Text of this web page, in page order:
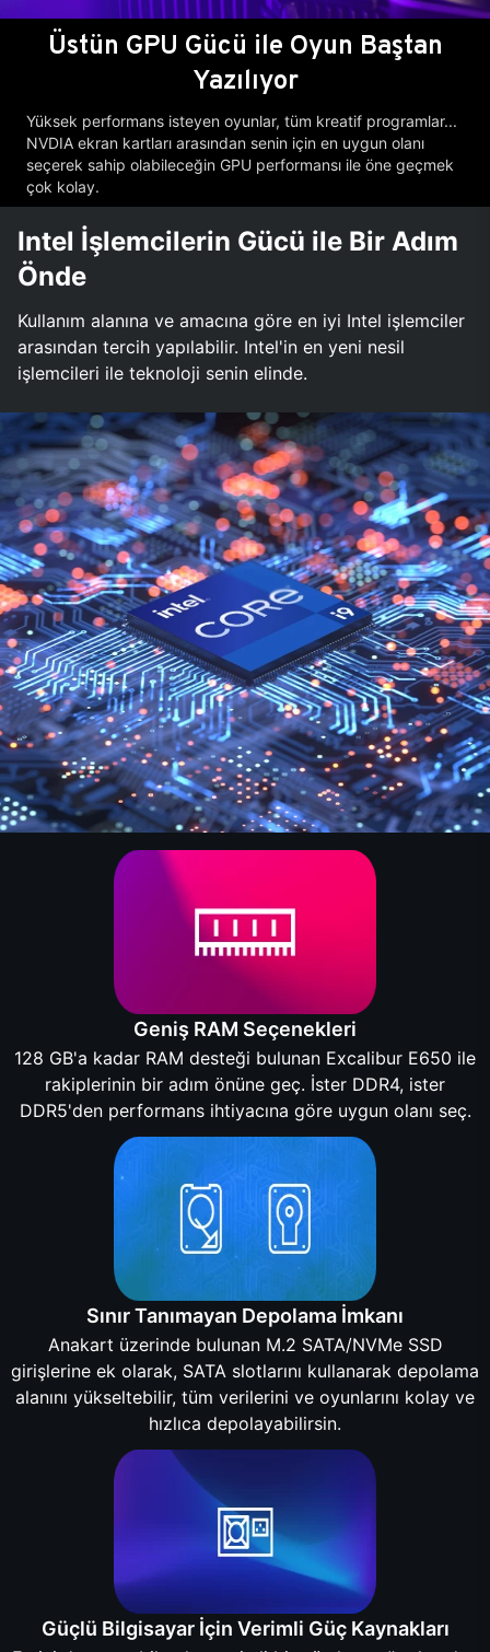
Üstün GPU Gücü ile Oyun Baştan
Yazılıyor
Yüksek performans isteyen oyunlar, tüm kreatif programlar...
NVDIA ekran kartları arasından senin için en uygun olanı
seçerek sahip olabileceğin GPU performansı ile öne geçmek
çok kolay.
Intel İşlemcilerin Gücü ile Bir Adım
Önde
Kullanım alanına ve amacına göre en iyi Intel işlemciler
arasından tercih yapılabilir. Intel'in en yeni nesil
işlemcileri ile teknoloji senin elinde.
Geniş RAM Seçenekleri
128 GB'a kadar RAM desteği bulunan Excalibur E650 ile
rakiplerinin bir adım önüne geç. İster DDR4, ister
DDR5'den performans ihtiyacına göre uygun olanı seç.
Sınır Tanımayan Depolama İmkanı
Anakart üzerinde bulunan M.2 SATA/NVMe SSD
girişlerine ek olarak, SATA slotlarını kullanarak depolama
alanını yükseltebilir, tüm verilerini ve oyunlarını kolay ve
hızlıca depolayabilirsin.
Güçlü Bilgisayar İçin Verimli Güç Kaynakları